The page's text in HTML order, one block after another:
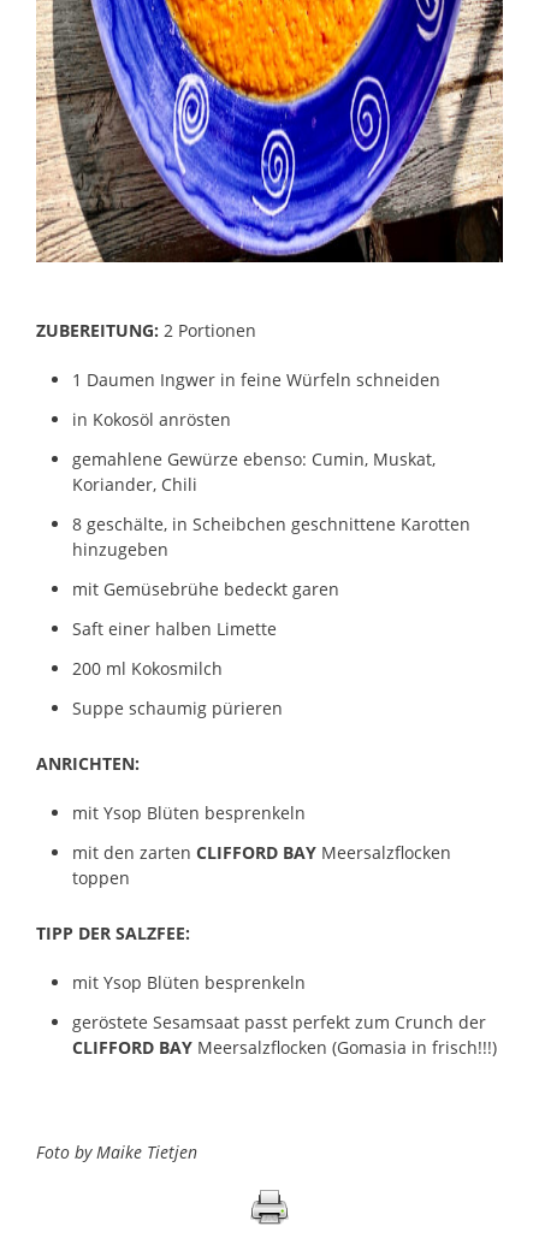
ZUBEREITUNG: 2 Portionen
1 Daumen Ingwer in feine Würfeln schneiden
in Kokosöl anrösten
gemahlene Gewürze ebenso: Cumin, Muskat,
Koriander, Chili
8 geschälte, in Scheibchen geschnittene Karotten
hinzugeben
mit Gemüsebrühe bedeckt garen
Saft einer halben Limette
200 ml Kokosmilch
Suppe schaumig pürieren
ANRICHTEN:
mit Ysop Blüten besprenkeln
mit den zarten CLIFFORD BAY Meersalzflocken
toppen
TIPP DER SALZFEE:
mit Ysop Blüten besprenkeln
geröstete Sesamsaat passt perfekt zum Crunch der
CLIFFORD BAY Meersalzflocken (Gomasia in frisch!!!)
Foto by Maike Tietjen